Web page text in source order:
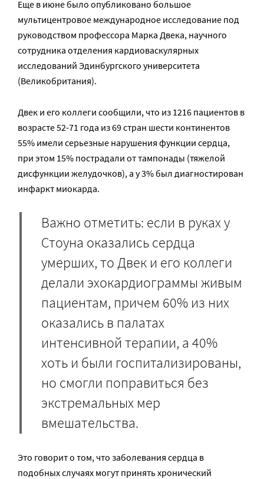
Еще в июне было опубликовано большое
мультицентровое международное исследование под
руководством профессора Марка Двека, научного
сотрудника отделения кардиоваскулярных
исследований Эдинбургского университета
(Великобритания).
Двек и его коллеги сообщили, что из 1216 пациентов в
возрасте 52-71 года из 69 стран шести континентов
55% имели серьезные нарушения функции сердца,
при этом 15% пострадали от тампонады (тяжелой
дисфункции желудочков), а у 3% был диагностирован
инфаркт миокарда.
Важно отметить: если в руках у
Стоуна оказались сердца
умерших, то Двек и его коллеги
делали эхокардиограммы живым
пациентам, причем 60% из них
оказались в палатах
интенсивной терапии, а 40%
хоть и были госпитализированы,
но смогли поправиться без
экстремальных мер
вмешательства.
Это говорит о том, что заболевания сердца в
подобных случаях могут принять хронический